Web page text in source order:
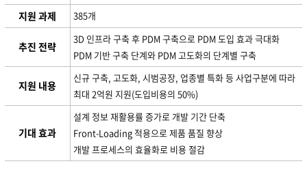
지원 과제 385개
추진 전략
3D 인프라 구축 후 PDM 구축으로 PDM 도입 효과 극대화
PDM 기반 구축 단계와 PDM 고도화의 단계별 구축
지원 내용
신규 구축, 고도화, 시범공장, 업종별 특화 등 사업구분에 따라
최대 2억원 지원(도입비용의 50%)
기대 효과
설계 정보 재활용률 증가로 개발 기간 단축
Front-Loading 적용으로 제품 품질 향상
개발 프로세스의 효율화로 비용 절감